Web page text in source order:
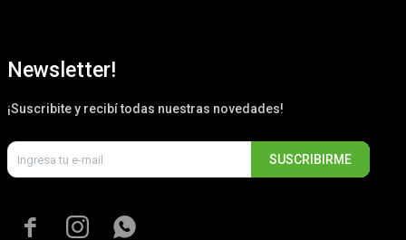
Newsletter!
¡Suscribite y recibí todas nuestras novedades!
SUSCRIBIRME
  